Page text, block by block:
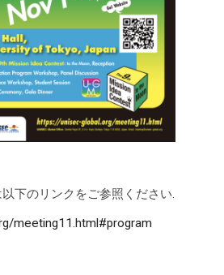
下のリンクをご参照ください.
meeting11.html#program